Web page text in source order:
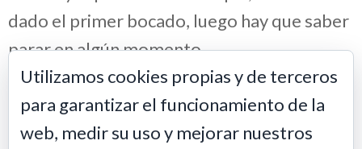
dado el primer bocado, luego hay que saber
parar en algún momento.
WILL GARDNER 10 AGOSTO 2022 PERMALINK RESPONDER
Utilizamos cookies propias y de terceros
para garantizar el funcionamiento de la
web, medir su uso y mejorar nuestros